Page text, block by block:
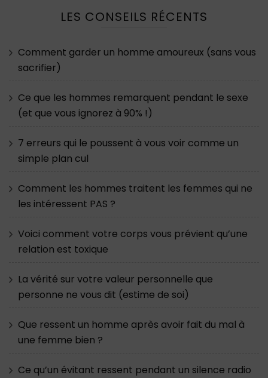
LES CONSEILS RÉCENTS
Comment garder un homme amoureux (sans vous
sacrifier)
Ce que les hommes remarquent pendant le sexe
(et que vous ignorez à 90% !)
7 erreurs qui le poussent à vous voir comme un
simple plan cul
Comment les hommes traitent les femmes qui ne
les intéressent PAS ?
Voici comment votre corps vous prévient qu’une
relation est toxique
La vérité sur votre valeur personnelle que
personne ne vous dit (estime de soi)
Que ressent un homme après avoir fait du mal à
une femme bien ?
Ce qu’un évitant ressent pendant un silence radio